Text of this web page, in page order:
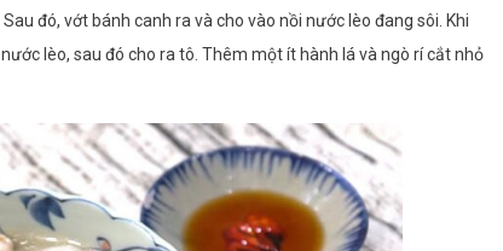
đó, vớt bánh canh ra và cho vào nồi nước lèo đang sôi. Khi
lèo, sau đó cho ra tô. Thêm một ít hành lá và ngò rí cắt nhỏ